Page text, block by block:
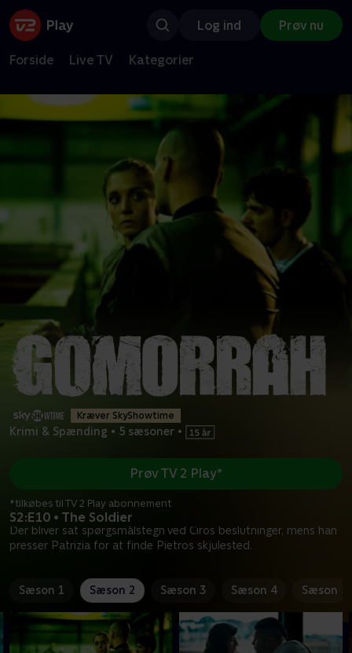
Log ind Prøv nu
Forside Live TV Kategorier
Kræver SkyShowtime
Krimi & Spænding • 5 sæsoner •
S2:E10 • The Soldier
Der bliver sat spørgsmålstegn ved Ciros beslutninger, mens han
presser Patrizia for at finde Pietros skjulested.
Prøv TV 2 Play*
*tilkøbes til TV 2 Play abonnement
Sæson 1 Sæson 2 Sæson 3 Sæson 4 Sæson 5